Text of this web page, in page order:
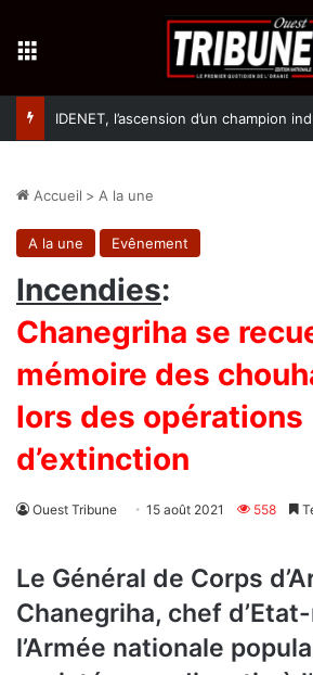
Accueil > A la une
A la une Evênement
Incendies:
Chanegriha se
mémoire des
lors des opérations
d’extinction
Ouest Tribune 15 août 2021 558
Le Général de Corps
Chanegriha, chef
l’Armée nationale